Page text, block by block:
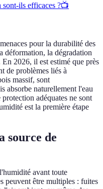
ils efficaces ?📺
pour la durabilité des
déformation, la dégradation
2026, il est estimé que près
de problèmes liés à
massif, sont
absorbe naturellement l'eau
adéquates ne sont
est la première étape
source de
avant toute
peuvent être multiples : fuites